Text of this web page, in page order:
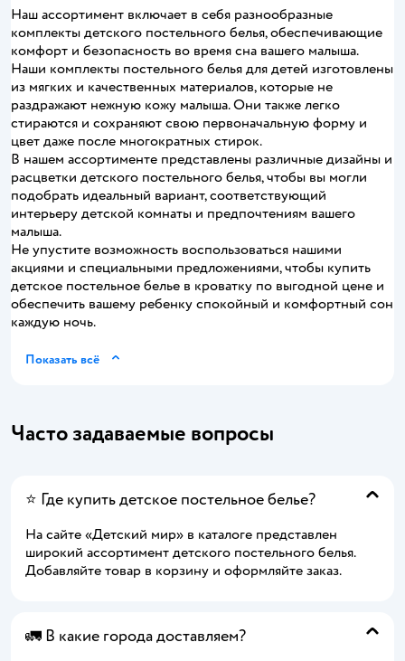
Наш ассортимент включает в себя разнообразные
комплекты детского постельного белья, обеспечивающие
комфорт и безопасность во время сна вашего малыша.
Наши комплекты постельного белья для детей изготовлены
из мягких и качественных материалов, которые не
раздражают нежную кожу малыша. Они также легко
стираются и сохраняют свою первоначальную форму и
цвет даже после многократных стирок.
В нашем ассортименте представлены различные дизайны и
расцветки детского постельного белья, чтобы вы могли
подобрать идеальный вариант, соответствующий
интерьеру детской комнаты и предпочтениям вашего
малыша.
Не упустите возможность воспользоваться нашими
акциями и специальными предложениями, чтобы купить
детское постельное белье в кроватку по выгодной цене и
обеспечить вашему ребенку спокойный и комфортный сон
каждую ночь.
Показать всё
Часто задаваемые вопросы
⭐ Где купить детское постельное белье?
На сайте «Детский мир» в каталоге представлен
широкий ассортимент детского постельного белья.
Добавляйте товар в корзину и оформляйте заказ.
🚛 В какие города доставляем?